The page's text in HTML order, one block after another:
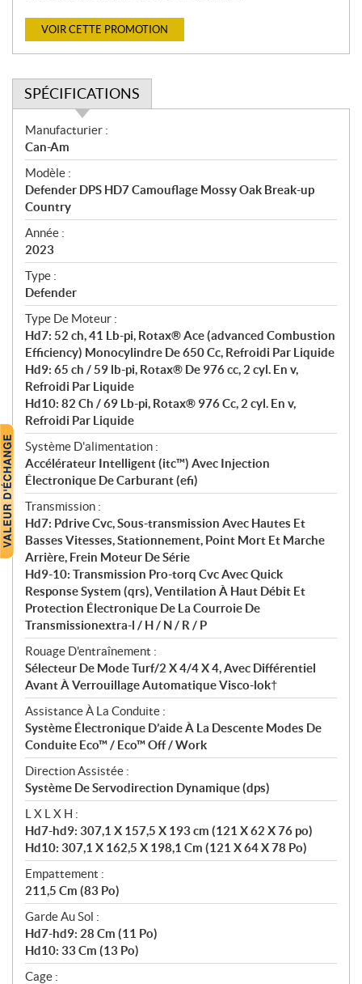
VOIR CETTE PROMOTION
SPÉCIFICATIONS
S
p
é
c
i
f
i
c
a
t
i
o
n
s
Manufacturier :
Can-Am
Modèle :
Defender DPS HD7 Camouflage Mossy Oak Break-up
Country
Année :
2023
Type :
Defender
Type De Moteur :
Hd7: 52 ch, 41 Lb-pi, Rotax® Ace (advanced Combustion
Efficiency) Monocylindre De 650 Cc, Refroidi Par Liquide
Hd9: 65 ch / 59 lb-pi, Rotax® De 976 cc, 2 cyl. En v,
Refroidi Par Liquide
Hd10: 82 Ch / 69 Lb-pi, Rotax® 976 Cc, 2 cyl. En v,
Refroidi Par Liquide
Système D'alimentation :
Accélérateur Intelligent (itc™) Avec Injection
Électronique De Carburant (efi)
Transmission :
Hd7: Pdrive Cvc, Sous-transmission Avec Hautes Et
Basses Vitesses, Stationnement, Point Mort Et Marche
Arrière, Frein Moteur De Série
Hd9-10: Transmission Pro-torq Cvc Avec Quick
Response System (qrs), Ventilation À Haut Débit Et
Protection Électronique De La Courroie De
Transmissionextra-l / H / N / R / P
Rouage D'entraînement :
Sélecteur De Mode Turf/2 X 4/4 X 4, Avec Différentiel
Avant À Verrouillage Automatique Visco-lok†
Assistance À La Conduite :
Système Électronique D’aide À La Descente Modes De
Conduite Eco™ / Eco™ Off / Work
Direction Assistée :
Système De Servodirection Dynamique (dps)
L X L X H :
Hd7-hd9: 307,1 X 157,5 X 193 cm (121 X 62 X 76 po)
Hd10: 307,1 X 162,5 X 198,1 Cm (121 X 64 X 78 Po)
Empattement :
211,5 Cm (83 Po)
Garde Au Sol :
Hd7-hd9: 28 Cm (11 Po)
Hd10: 33 Cm (13 Po)
Cage :